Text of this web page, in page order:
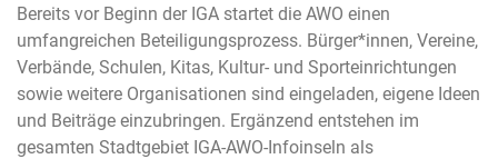
Bereits vor Beginn der IGA startet die AWO einen
umfangreichen Beteiligungsprozess. Bürger*innen, Vereine,
Verbände, Schulen, Kitas, Kultur- und Sporteinrichtungen
sowie weitere Organisationen sind eingeladen, eigene Ideen
und Beiträge einzubringen. Ergänzend entstehen im
gesamten Stadtgebiet IGA-AWO-Infoinseln als